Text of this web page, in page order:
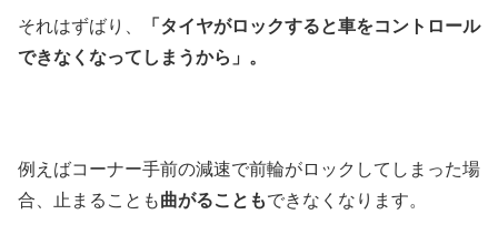
それはずばり、
「タイヤがロックすると車をコントロール
できなくなってしまうから」。
例えばコーナー手前の減速で前輪がロックしてしまった場
合、止まることも曲がることもできなくなります。